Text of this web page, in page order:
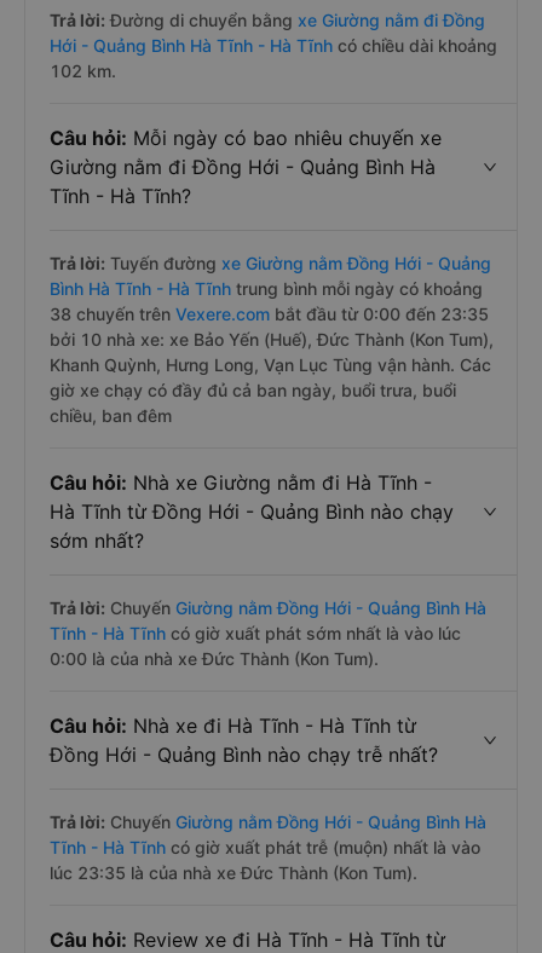
Trả lời: Đường di chuyển bằng xe Giường nằm đi Đồng
Hới - Quảng Bình Hà Tĩnh - Hà Tĩnh có chiều dài khoảng
102 km.
Câu hỏi: Mỗi ngày có bao nhiêu chuyến xe
Giường nằm đi Đồng Hới - Quảng Bình Hà
Tĩnh - Hà Tĩnh?
Trả lời: Tuyến đường xe Giường nằm Đồng Hới - Quảng
Bình Hà Tĩnh - Hà Tĩnh trung bình mỗi ngày có khoảng
38 chuyến trên Vexere.com bắt đầu từ 0:00 đến 23:35
bởi 10 nhà xe: xe Bảo Yến (Huế), Đức Thành (Kon Tum),
Khanh Quỳnh, Hưng Long, Vạn Lục Tùng vận hành. Các
giờ xe chạy có đầy đủ cả ban ngày, buổi trưa, buổi
chiều, ban đêm
Câu hỏi: Nhà xe Giường nằm đi Hà Tĩnh -
Hà Tĩnh từ Đồng Hới - Quảng Bình nào chạy
sớm nhất?
Trả lời: Chuyến Giường nằm Đồng Hới - Quảng Bình Hà
Tĩnh - Hà Tĩnh có giờ xuất phát sớm nhất là vào lúc
0:00 là của nhà xe Đức Thành (Kon Tum).
Câu hỏi: Nhà xe đi Hà Tĩnh - Hà Tĩnh từ
Đồng Hới - Quảng Bình nào chạy trễ nhất?
Trả lời: Chuyến Giường nằm Đồng Hới - Quảng Bình Hà
Tĩnh - Hà Tĩnh có giờ xuất phát trễ (muộn) nhất là vào
lúc 23:35 là của nhà xe Đức Thành (Kon Tum).
Câu hỏi: Review xe đi Hà Tĩnh - Hà Tĩnh từ